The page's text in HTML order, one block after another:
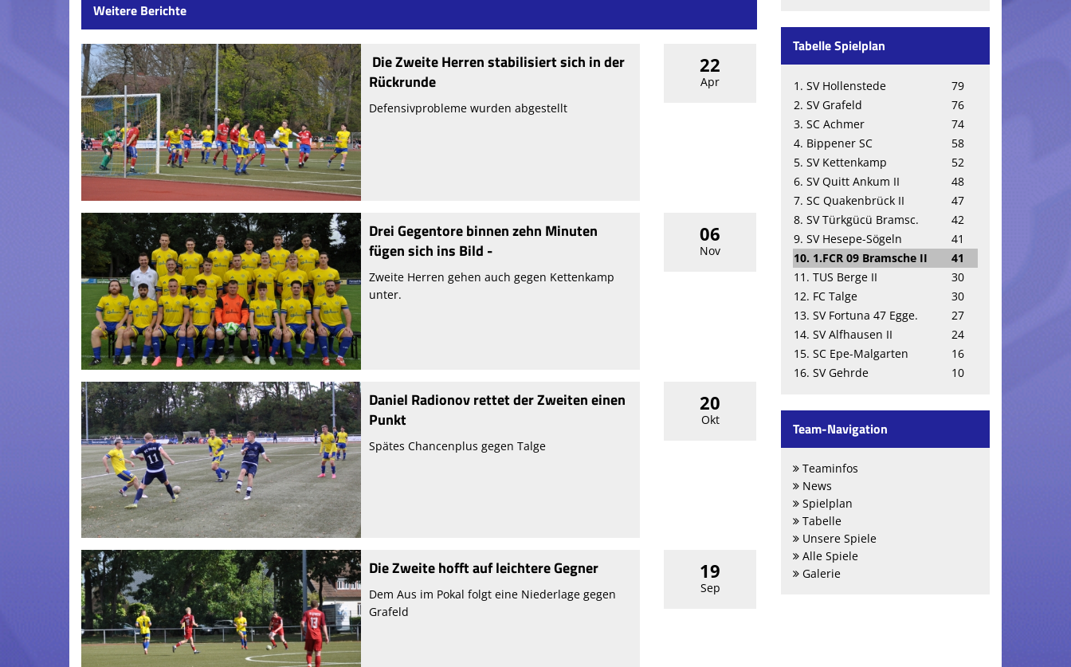
Weitere Berichte
Die Zweite Herren stabilisiert sich in der
Rückrunde
Defensivprobleme wurden abgestellt
22
Apr
Drei Gegentore binnen zehn Minuten
fügen sich ins Bild -
Zweite Herren gehen auch gegen Kettenkamp
unter.
06
Nov
Daniel Radionov rettet der Zweiten einen
Punkt
Spätes Chancenplus gegen Talge
20
Okt
Die Zweite hofft auf leichtere Gegner
Dem Aus im Pokal folgt eine Niederlage gegen
Grafeld
19
Sep
Tabelle Spielplan
1. SV Hollenstede
79
2. SV Grafeld
76
3. SC Achmer
74
4. Bippener SC
58
5. SV Kettenkamp
52
6. SV Quitt Ankum II
48
7. SC Quakenbrück II
47
8. SV Türkgücü Bramsc.
42
9. SV Hesepe-Sögeln
41
10. 1.FCR 09 Bramsche II
41
11. TUS Berge II
30
12. FC Talge
30
13. SV Fortuna 47 Egge.
27
14. SV Alfhausen II
24
15. SC Epe-Malgarten
16
16. SV Gehrde
10
Team-Navigation
Teaminfos
News
Spielplan
Tabelle
Unsere Spiele
Alle Spiele
Galerie